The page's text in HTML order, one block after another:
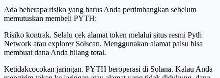
Ada beberapa risiko yang harus Anda pertimbangkan sebelum
memutuskan membeli PYTH:
Risiko kontrak. Selalu cek alamat token melalui situs resmi Pyth
Network atau explorer Solscan. Menggunakan alamat palsu bisa
membuat dana Anda hilang total.
Ketidakcocokan jaringan. PYTH beroperasi di Solana. Kalau Anda